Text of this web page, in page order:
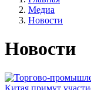
Медиа
Новости
Новости